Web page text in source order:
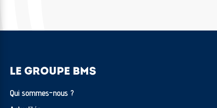
LE GROUPE BMS
Qui sommes-nous ?